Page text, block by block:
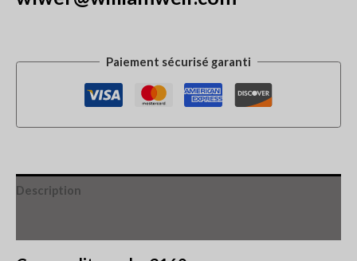
Paiement sécurisé garanti
Description